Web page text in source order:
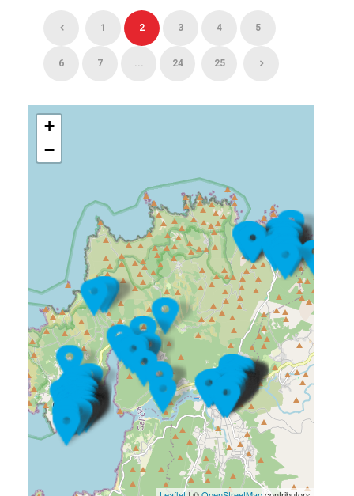
1 2 3 4 5
6 7 ... 24 25
+
−